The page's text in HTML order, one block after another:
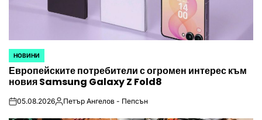
POSTED
IN
НОВИНИ
Европейските потребители с огромен интерес към
новия Samsung Galaxy Z Fold8
on05.08.2026PostedПетър Ангелов - Пепсън